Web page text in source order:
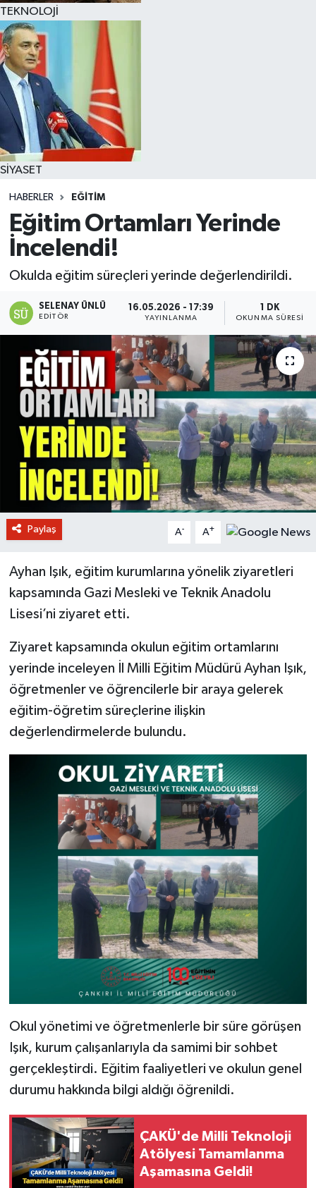
TEKNOLOJİ
SİYASET
HABERLER EĞİTİM
Eğitim Ortamları Yerinde
İncelendi!
Okulda eğitim süreçleri yerinde değerlendirildi.
SELENAY ÜNLÜ
EDITÖR
16.05.2026 - 17:39
YAYINLANMA
1 DK
OKUNMA SÜRESI
Paylaş A- A+
Ayhan Işık, eğitim kurumlarına yönelik ziyaretleri
kapsamında Gazi Mesleki ve Teknik Anadolu
Lisesi’ni ziyaret etti.
Ziyaret kapsamında okulun eğitim ortamlarını
yerinde inceleyen İl Milli Eğitim Müdürü Ayhan Işık,
öğretmenler ve öğrencilerle bir araya gelerek
eğitim-öğretim süreçlerine ilişkin
değerlendirmelerde bulundu.
Okul yönetimi ve öğretmenlerle bir süre görüşen
Işık, kurum çalışanlarıyla da samimi bir sohbet
gerçekleştirdi. Eğitim faaliyetleri ve okulun genel
durumu hakkında bilgi aldığı öğrenildi.
ÇAKÜ'de Milli Teknoloji
Atölyesi Tamamlanma
Aşamasına Geldi!